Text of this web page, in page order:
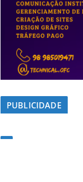
PUBLICIDADE